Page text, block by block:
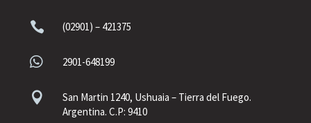
 (02901) – 421375
 2901-648199

San Martin 1240, Ushuaia – Tierra del Fuego.
Argentina. C.P: 9410